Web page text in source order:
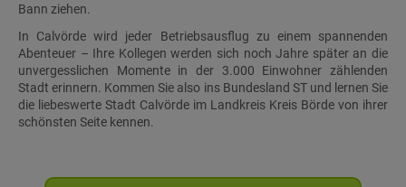
Bann ziehen.
In Calvörde wird jeder Betriebsausflug zu einem spannenden
Abenteuer – Ihre Kollegen werden sich noch Jahre später an die
unvergesslichen Momente in der 3.000 Einwohner zählenden
Stadt erinnern. Kommen Sie also ins Bundesland ST und lernen Sie
die liebeswerte Stadt Calvörde im Landkreis Kreis Börde von ihrer
schönsten Seite kennen.